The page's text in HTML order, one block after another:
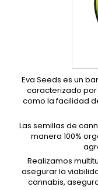
Eva Seeds es un
caracterizado por
como la facilidad
Las semillas de
manera 100%
Realizamos
asegurar la
cannabis,